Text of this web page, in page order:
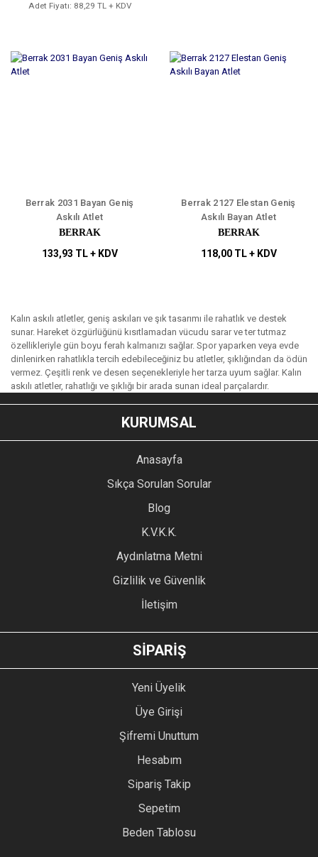
Adet Fiyatı: 88,29 TL + KDV
Berrak 2031 Bayan Geniş
Askılı Atlet
BERRAK
133,93 TL + KDV
Berrak 2127 Elestan Geniş
Askılı Bayan Atlet
BERRAK
118,00 TL + KDV
Kalın askılı atletler, geniş askıları ve şık tasarımı ile rahatlık ve destek
sunar. Hareket özgürlüğünü kısıtlamadan vücudu sarar ve ter tutmaz
özellikleriyle gün boyu ferah kalmanızı sağlar. Spor yaparken veya evde
dinlenirken rahatlıkla tercih edebileceğiniz bu atletler, şıklığından da ödün
vermez. Çeşitli renk ve desen seçenekleriyle her tarza uyum sağlar. Kalın
askılı atletler, rahatlığı ve şıklığı bir arada sunan ideal parçalardır.
KURUMSAL
Anasayfa
Sıkça Sorulan Sorular
Blog
K.V.K.K.
Aydınlatma Metni
Gizlilik ve Güvenlik
İletişim
SİPARİŞ
Yeni Üyelik
Üye Girişi
Şifremi Unuttum
Hesabım
Sipariş Takip
Sepetim
Beden Tablosu